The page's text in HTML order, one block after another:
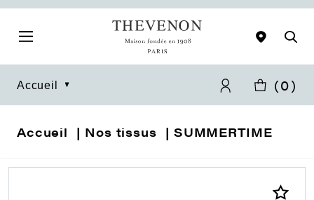
Accueil (0)
Accueil Nos tissus SUMMERTIME